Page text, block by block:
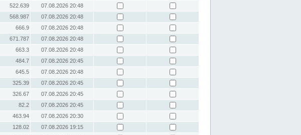
522.639
07.08.2026 20:48
568.987
07.08.2026 20:48
666.9
07.08.2026 20:48
671.787
07.08.2026 20:48
663.3
07.08.2026 20:48
484.7
07.08.2026 20:45
645.5
07.08.2026 20:48
325.39
07.08.2026 20:45
326.67
07.08.2026 20:45
82.2
07.08.2026 20:45
463.94
07.08.2026 20:30
128.02
07.08.2026 19:15